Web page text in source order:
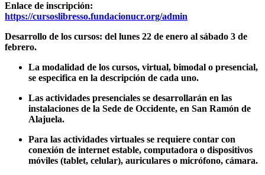
Enlace de inscripción:
https://cursoslibresso.fundacionucr.org/admin
Desarrollo de los cursos: del lunes 22 de enero al sábado 3 de
febrero.
La modalidad de los cursos, virtual, bimodal o presencial,
se especifica en la descripción de cada uno.
Las actividades presenciales se desarrollarán en las
instalaciones de la Sede de Occidente, en San Ramón de
Alajuela.
Para las actividades virtuales se requiere contar con
conexión de internet estable, computadora o dispositivos
móviles (tablet, celular), auriculares o micrófono, cámara.